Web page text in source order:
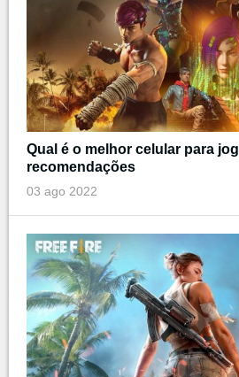
Qual é o melhor celular para
recomendações
03 ago 2022